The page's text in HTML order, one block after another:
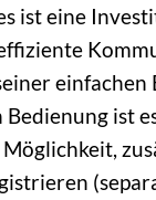
ist eine
ist